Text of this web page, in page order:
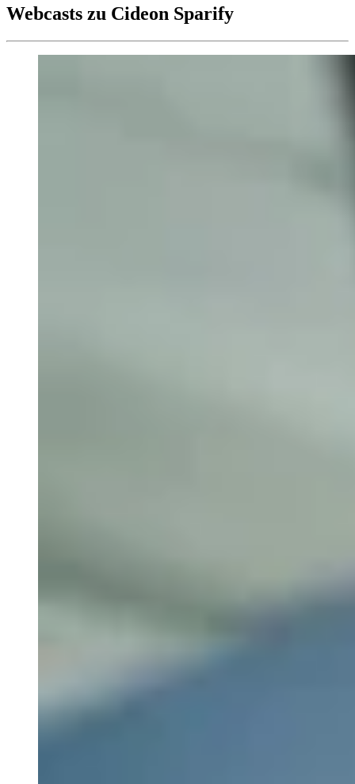
Webcasts zu Cideon Sparify